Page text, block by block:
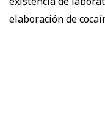
elaboración de